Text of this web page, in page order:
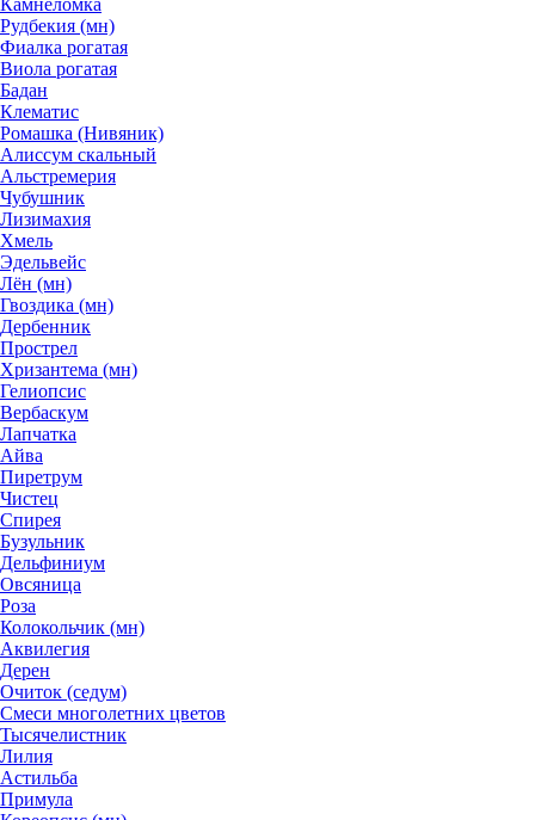
Камнеломка
Рудбекия (мн)
Фиалка рогатая
Виола рогатая
Бадан
Клематис
Ромашка (Нивяник)
Алиссум скальный
Альстремерия
Чубушник
Лизимахия
Хмель
Эдельвейс
Лён (мн)
Гвоздика (мн)
Дербенник
Прострел
Хризантема (мн)
Гелиопсис
Вербаскум
Лапчатка
Айва
Пиретрум
Чистец
Спирея
Бузульник
Дельфиниум
Овсяница
Роза
Колокольчик (мн)
Аквилегия
Дерен
Очиток (седум)
Смеси многолетних цветов
Тысячелистник
Лилия
Астильба
Примула